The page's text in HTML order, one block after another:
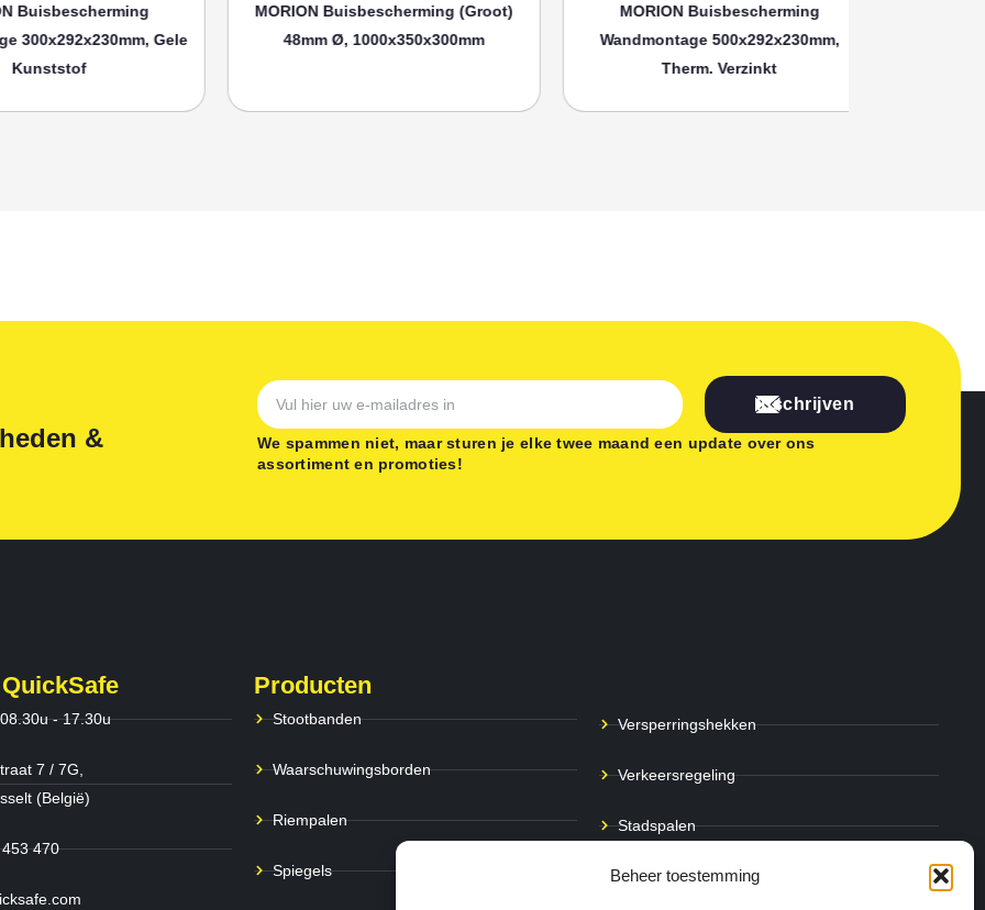
Beheer toestemming
Gele
MORION Buisbescherming (groot)
48mm Ø, 1000x350x300mm
MORION Buisbescherming
Wandmontage 500x292x230mm,
Therm. Verzinkt
&
Inschrijven
We spammen niet, maar sturen je elke twee maand een update over ons
assortiment en promoties!
- 17.30u
7 / 7G,
(België)
470
Producten
Stootbanden
Waarschuwingsborden
Riempalen
Spiegels
Versperringshekken
Verkeersregeling
Stadspalen
Afzetpalen